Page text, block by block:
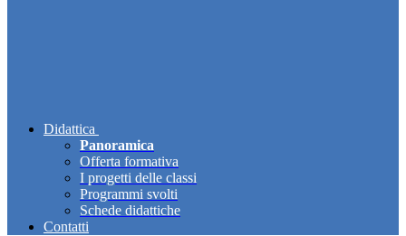
Didattica
Panoramica
Offerta formativa
I progetti delle classi
Programmi svolti
Schede didattiche
Contatti